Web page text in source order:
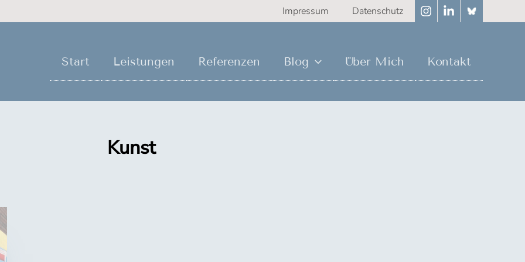
Impressum Datenschutz
Start Leistungen Referenzen Blog Über Mich Kontakt
Kunst